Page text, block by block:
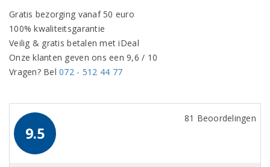
Gratis bezorging vanaf 50 euro
100% kwaliteitsgarantie
Veilig & gratis betalen met iDeal
Onze klanten geven ons een 9,6 / 10
Vragen? Bel072 - 512 44 77
9.5
81 Beoordelingen